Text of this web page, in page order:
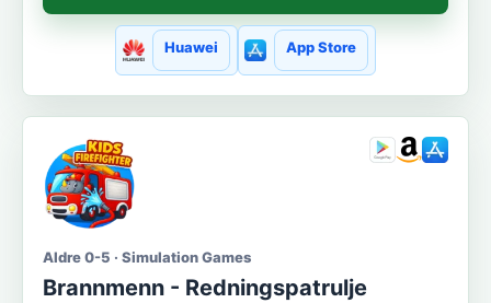
Huawei App Store
Aldre 0-5 · Simulation Games
Brannmenn - Redningspatrulje